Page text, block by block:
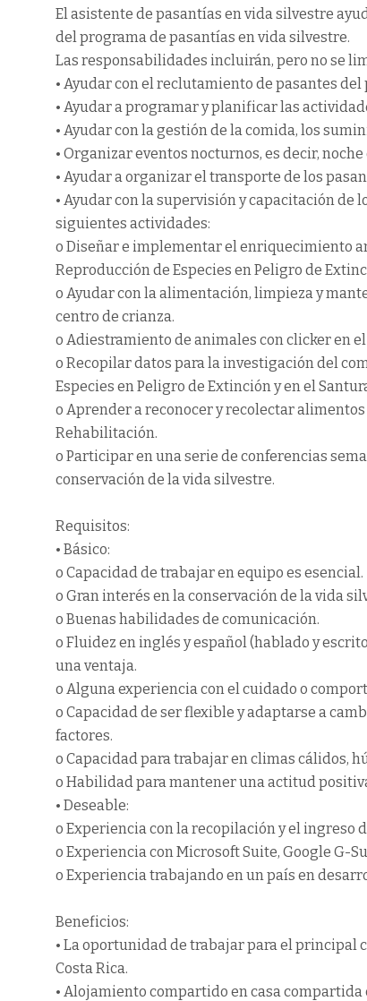
El asistente de pasantías en vida silvestre
del programa de pasantías en vida silvestre.
Las responsabilidades incluirán, pero no se
• Ayudar con el reclutamiento de pasantes del
• Ayudar a programar y planificar las
• Ayudar con la gestión de la comida, los
• Organizar eventos nocturnos, es decir,
• Ayudar a organizar el transporte de los
• Ayudar con la supervisión y capacitación de
siguientes actividades:
o Diseñar e implementar el enriquecimiento
Reproducción de Especies en Peligro de
o Ayudar con la alimentación, limpieza y
centro de crianza.
o Adiestramiento de animales con clicker en
o Recopilar datos para la investigación del
Especies en Peligro de Extinción y en el
o Aprender a reconocer y recolectar
Rehabilitación.
o Participar en una serie de conferencias
conservación de la vida silvestre.
Requisitos:
• Básico:
o Capacidad de trabajar en equipo es esencial.
o Gran interés en la conservación de la vida
o Buenas habilidades de comunicación.
o Fluidez en inglés y español (hablado y
una ventaja.
o Alguna experiencia con el cuidado o
o Capacidad de ser flexible y adaptarse a
factores.
o Capacidad para trabajar en climas cálidos,
o Habilidad para mantener una actitud
• Deseable:
o Experiencia con la recopilación y el ingreso
o Experiencia con Microsoft Suite, Google G-
o Experiencia trabajando en un país en
Beneficios:
• La oportunidad de trabajar para el principal
Costa Rica.
• Alojamiento compartido en casa compartida